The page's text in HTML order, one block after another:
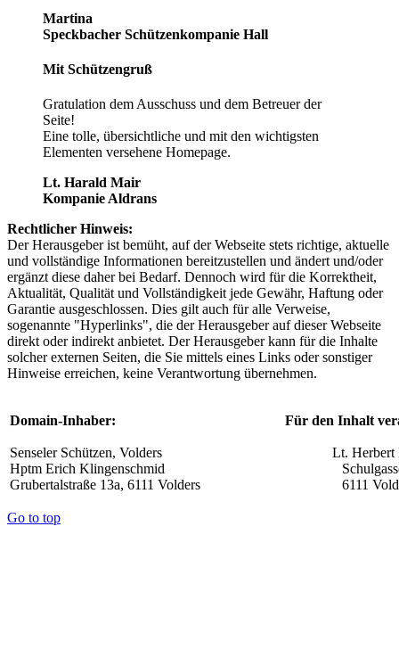
Martina
Speckbacher Schützenkompanie Hall
Mit Schützengruß
Gratulation dem Ausschuss und dem Betreuer der
Seite!
Eine tolle, übersichtliche und mit den wichtigsten
Elementen versehene Homepage.
Lt. Harald Mair
Kompanie Aldrans
Rechtlicher Hinweis:
Der Herausgeber ist bemüht, auf der Webseite stets richtige, aktuelle
und vollständige Informationen bereitzustellen und ändert und/oder
ergänzt diese daher bei Bedarf. Dennoch wird für die Korrektheit,
Aktualität, Qualität und Vollständigkeit jede Gewähr, Haftung oder
Garantie ausgeschlossen. Dies gilt auch für alle Verweise,
sogenannte "Hyperlinks", die der Herausgeber auf dieser Webseite
direkt oder indirekt anbietet. Der Herausgeber kann für die Inhalte
solcher externen Seiten, die Sie mittels eines Links oder sonstiger
Hinweise erreichen, keine Verantwortung übernehmen.
Domain-Inhaber:
Senseler Schützen, Volders
Hptm Erich Klingenschmid
Grubertalstraße 13a, 6111 Volders
Für den Inhalt
Lt. Herbert
6111
Go to top